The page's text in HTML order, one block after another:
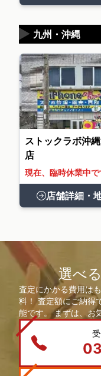
九州・沖縄
▶
ストックラボ沖
店
現在、臨時休業中で
店舗詳細・
選べる
査定にかかる費用は
料！ 査定額にご納得
能です。 まずは、お